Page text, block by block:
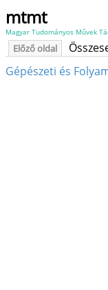
mtmt
Magyar Tudományos Művek
Előző oldal
Gépészeti és